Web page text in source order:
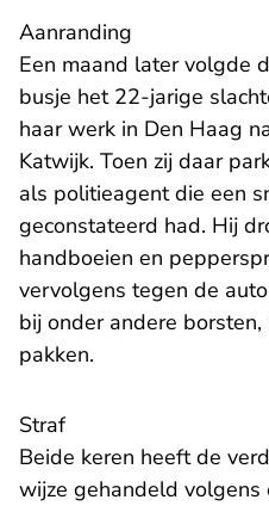
Aanranding
Een maand later volgde
busje het 22-jarige
haar werk in Den Haag
Katwijk. Toen zij daar
als politieagent die een
geconstateerd had. Hij
handboeien en
vervolgens tegen de
bij onder andere
pakken.
Straf
Beide keren heeft de
wijze gehandeld